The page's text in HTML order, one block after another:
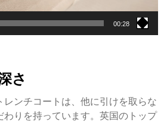
00:28
さ
レンチコートは、他に引けを取らな
わりを持っています。英国のトップ